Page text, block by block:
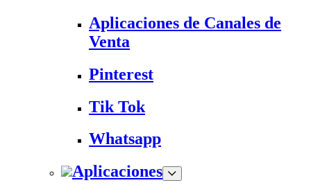
Aplicaciones de Canales de
Venta
Pinterest
Tik Tok
Whatsapp
Aplicaciones